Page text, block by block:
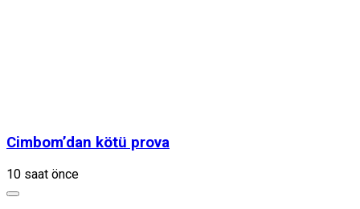
Cimbom’dan kötü prova
10 saat önce